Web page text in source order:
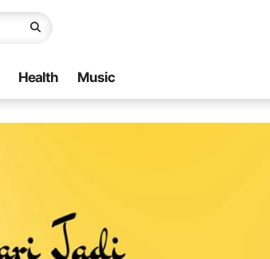
Health Music